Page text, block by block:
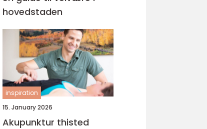
hovedstaden
inspiration
15. January 2026
Akupunktur thisted